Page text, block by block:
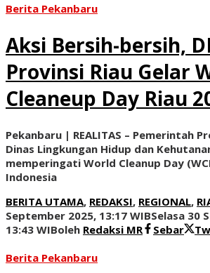
Berita Pekanbaru
Aksi Bersih-bersih,
Provinsi Riau Gelar
Cleaneup Day Riau
Pekanbaru | REALITAS – Pemerintah
Dinas Lingkungan Hidup dan
memperingati World Cleanup Day
Indonesia
BERITA UTAMA, REDAKSI, REGIONAL,
September 2025, 13:17 WIBSelasa 30
13:43 WIBoleh Redaksi MR Sebar
Berita Pekanbaru